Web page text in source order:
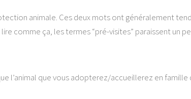
animale. Ces deux mots ont généralement
comme ça, les termes “pré-visites” paraissent un
l’animal que vous adopterez/accueillerez en famille